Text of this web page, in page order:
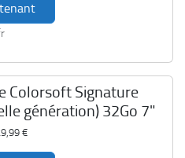
Colorsoft Signature
génération) 32Go 7"
€